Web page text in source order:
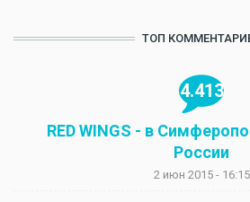
ТОП
4.413
RED WINGS - в
России
2 июн 2015 - 16:15